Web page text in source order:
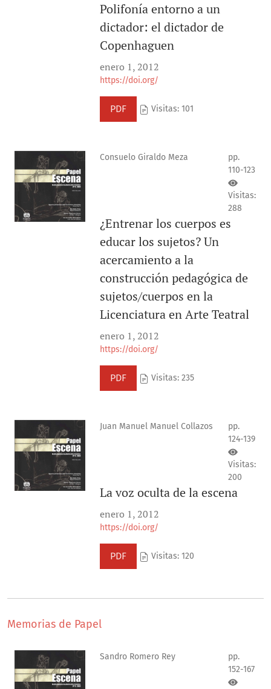
Polifonía entorno a un
dictador: el dictador de
Copenhaguen
enero 1, 2012
https://doi.org/
PDF Visitas: 101
Consuelo Giraldo Meza
pp.
110-123
Visitas:
288
¿Entrenar los cuerpos es
educar los sujetos? Un
acercamiento a la
construcción pedagógica de
sujetos/cuerpos en la
Licenciatura en Arte Teatral
enero 1, 2012
https://doi.org/
PDF Visitas: 235
Juan Manuel Manuel Collazos
pp.
124-139
Visitas:
200
La voz oculta de la escena
enero 1, 2012
https://doi.org/
PDF Visitas: 120
Memorias de Papel
Sandro Romero Rey
pp.
152-167